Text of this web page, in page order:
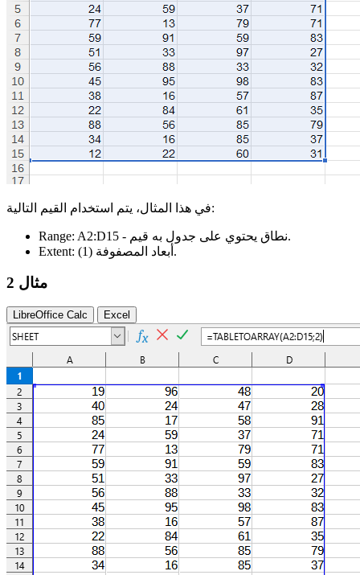
في هذا المثال، يتم استخدام القيم التالية:
Range: A2:D15
- نطاق يحتوي على جدول به قيم.
Extent:
أبعاد المصفوفة (1) .
مثال 2
LibreOffice Calc Excel